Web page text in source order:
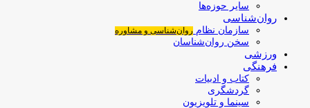
سایر حوزه‌ها
روان‌شناسی
سازمان نظام روان‌شناسی و مشاوره
سخن روان‌شناسان
ورزشی
فرهنگی
کتاب و ادبیات
گردشگری
سینما و تلویزیون